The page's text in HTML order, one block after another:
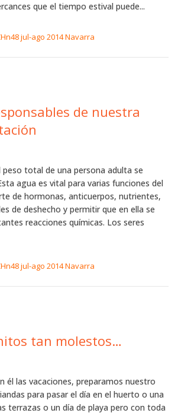
que el tiempo estival puede...
jul-ago 2014 Navarra
de nuestra
peso total de una persona adulta se
agua es vital para varias funciones del
de hormonas, anticuerpos, nutrientes,
de deshecho y permitir que en ella se
reacciones químicas. Los seres
jul-ago 2014 Navarra
tan molestos…
él las vacaciones, preparamos nuestro
para pasar el día en el huerto o una
terrazas o un día de playa pero con toda